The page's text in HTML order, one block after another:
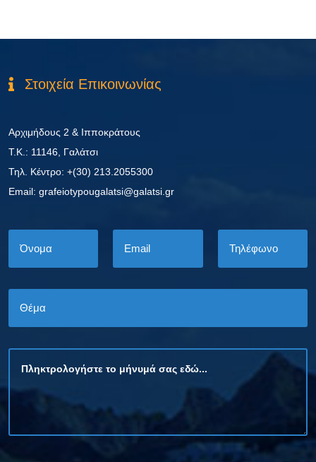
Στοιχεία Επικοινωνίας
Αρχιμήδους 2 & Ιπποκράτους
Τ.Κ.: 11146, Γαλάτσι
Τηλ. Κέντρο: +(30) 213.2055300
Εmail: grafeiotypougalatsi@galatsi.gr